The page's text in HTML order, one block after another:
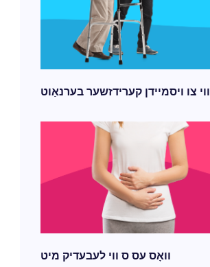
ווי צו ויסמיידן קערידזשער בערנאַוט
וואָס עס ס ווי לעבעדיק מיט